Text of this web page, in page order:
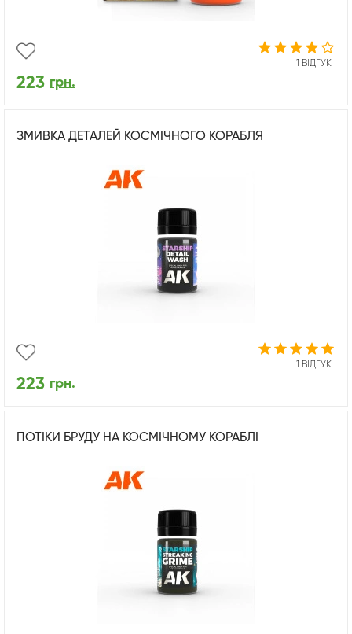
1 ВІДГУК
223 грн.
ЗМИВКА ДЕТАЛЕЙ КОСМІЧНОГО КОРАБЛЯ
1 ВІДГУК
223 грн.
ПОТІКИ БРУДУ НА КОСМІЧНОМУ КОРАБЛІ